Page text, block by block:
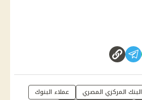
البنك المركزي المصري
عملاء البنوك